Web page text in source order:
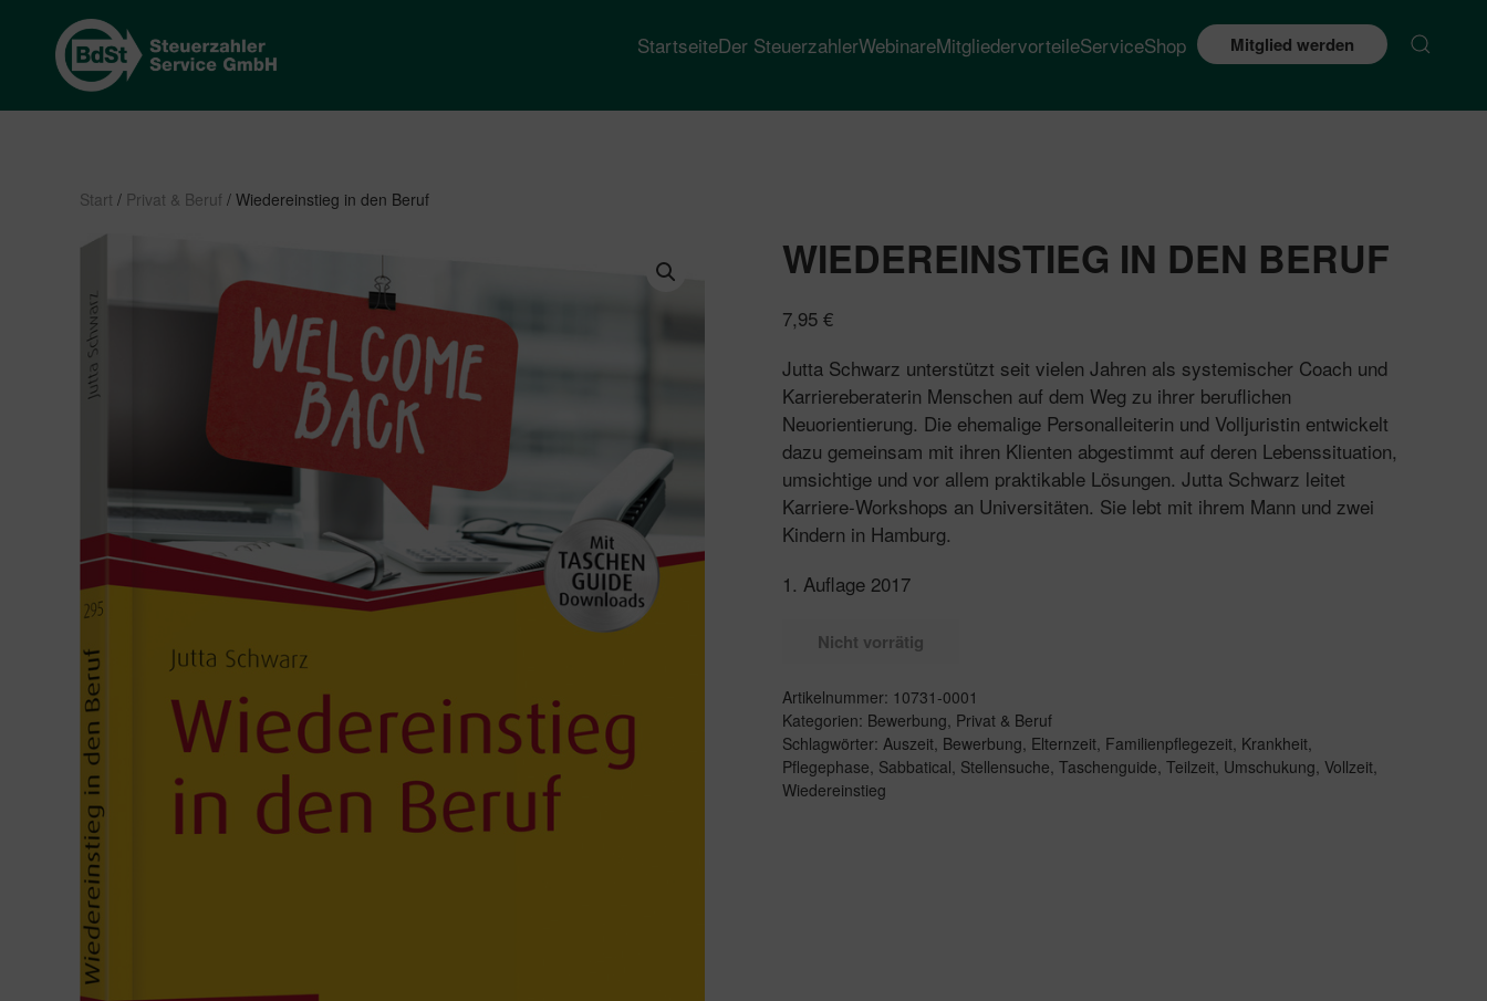
StartseiteDer SteuerzahlerWebinareMitgliedervorteileServiceShop Mitglied werden
Start / Privat & Beruf / Wiedereinstieg in den Beruf
WIEDEREINSTIEG IN DEN BERUF
7,95 €
Jutta Schwarz unterstützt seit vielen Jahren als systemischer Coach und
Karriereberaterin Menschen auf dem Weg zu ihrer beruflichen
Neuorientierung. Die ehemalige Personalleiterin und Volljuristin entwickelt
dazu gemeinsam mit ihren Klienten abgestimmt auf deren Lebenssituation,
umsichtige und vor allem praktikable Lösungen. Jutta Schwarz leitet
Karriere-Workshops an Universitäten. Sie lebt mit ihrem Mann und zwei
Kindern in Hamburg.
1. Auflage 2017
Nicht vorrätig
Artikelnummer: 10731-0001
Kategorien: Bewerbung, Privat & Beruf
Schlagwörter: Auszeit, Bewerbung, Elternzeit, Familienpflegezeit, Krankheit,
Pflegephase, Sabbatical, Stellensuche, Taschenguide, Teilzeit, Umschukung, Vollzeit,
Wiedereinstieg